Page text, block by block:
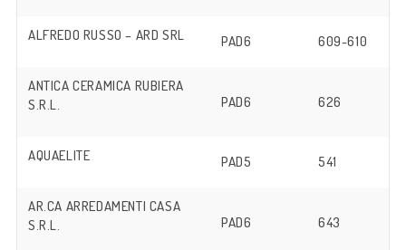
ALFREDO RUSSO – ARD SRL PAD6 609-610
ANTICA CERAMICA RUBIERA
S.R.L.
PAD6 626
AQUAELITE PAD5 541
AR.CA ARREDAMENTI CASA
S.R.L.
PAD6 643